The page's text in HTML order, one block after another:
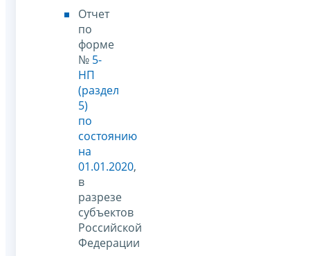
Отчет
по
форме
№ 5-
НП
(раздел
5)
по
состоянию
на
01.01.2020,
в
разрезе
субъектов
Российской
Федерации